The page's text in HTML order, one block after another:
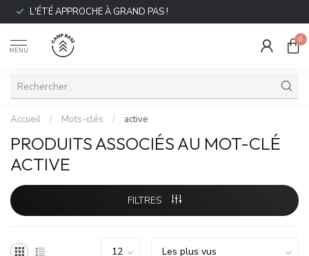
L'ÉTÉ APPROCHE À GRAND PAS !
MENU
0
Accueil / Mots-clés / active
PRODUITS ASSOCIÉS AU MOT-CLÉ
ACTIVE
FILTRES